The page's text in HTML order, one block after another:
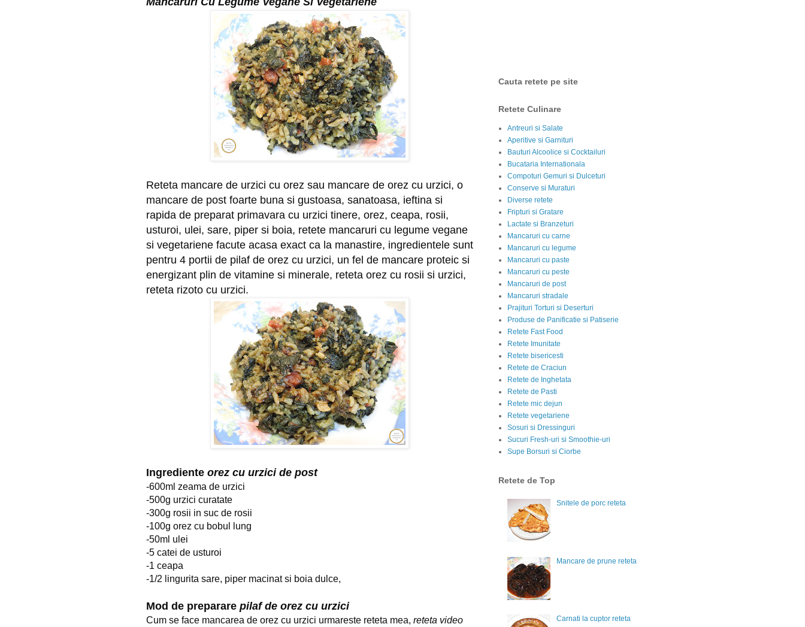
Reteta mancare de urzici cu orez sau mancare de orez cu urzici, o
mancare de post foarte buna si gustoasa, sanatoasa, ieftina si
rapida de preparat primavara cu urzici tinere, orez, ceapa, rosii,
usturoi, ulei, sare, piper si boia, retete mancaruri cu legume vegane
si vegetariene facute acasa exact ca la manastire, ingredientele sunt
pentru 4 portii de pilaf de orez cu urzici, un fel de mancare proteic si
energizant plin de vitamine si minerale, reteta orez cu rosii si urzici,
reteta rizoto cu urzici.
Ingrediente orez cu urzici de post
-600ml zeama de urzici
-500g urzici curatate
-300g rosii in suc de rosii
-100g orez cu bobul lung
-50ml ulei
-5 catei de usturoi
-1 ceapa
-1/2 lingurita sare, piper macinat si boia dulce,
Mod de preparare pilaf de orez cu urzici
Cum se face mancarea de orez cu urzici urmareste reteta mea, reteta video
Cauta retete pe site
Retete Culinare
Antreuri si Salate
Aperitive si Garnituri
Bauturi Alcoolice si Cocktailuri
Bucataria Internationala
Compoturi Gemuri si Dulceturi
Conserve si Muraturi
Diverse retete
Fripturi si Gratare
Lactate si Branzeturi
Mancaruri cu carne
Mancaruri cu legume
Mancaruri cu paste
Mancaruri cu peste
Mancaruri de post
Mancaruri stradale
Prajituri Torturi si Deserturi
Produse de Panificatie si Patiserie
Retete Fast Food
Retete Imunitate
Retete bisericesti
Retete de Craciun
Retete de Inghetata
Retete de Pasti
Retete mic dejun
Retete vegetariene
Sosuri si Dressinguri
Sucuri Fresh-uri si Smoothie-uri
Supe Borsuri si Ciorbe
Retete de Top
Snitele de porc reteta
Mancare de prune reteta
Carnati la cuptor reteta